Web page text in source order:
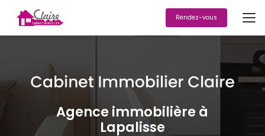
contenu
principal
Rendez-vous
Agence immobilière à
Lapalisse